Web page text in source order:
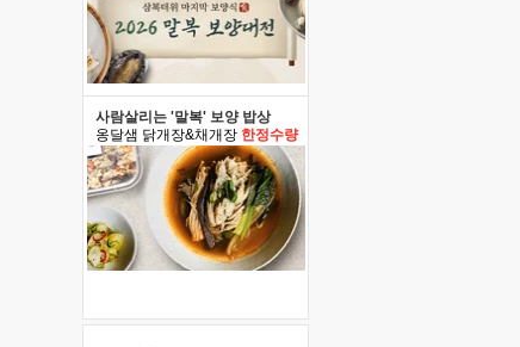
사람살리는 '말복' 보양 밥상
옹달샘 닭개장&채개장 한정수량